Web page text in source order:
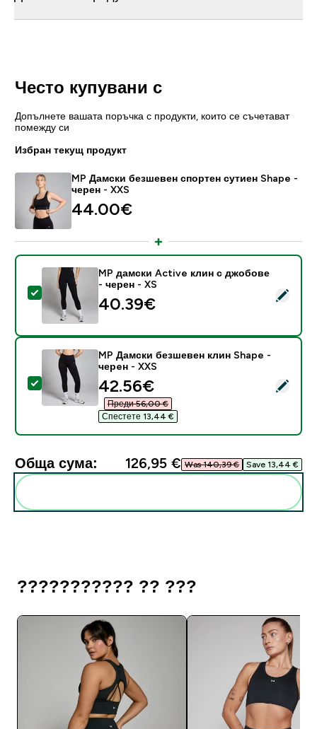
Често купувани с
Допълнете вашата поръчка с продукти, които се съчетават
помежду си
Избран текущ продукт
MP Дамски безшевен спортен сутиен Shape -
черен - XXS
44.00€‎
Select this product - MP дамски Active клин с
MP дамски Active клин с джобове
- черен - XS
40.39€‎
Select this product - MP Дамски безшевен клин
MP Дамски безшевен клин Shape -
черeн - XXS
discounted price
42.56€‎
Преди 56,00 €‎
Спестете 13,44 €‎
Обща сума: 126,95 €‎ Was 140,39 €‎ Save 13,44 €‎
??????????? ?? ???